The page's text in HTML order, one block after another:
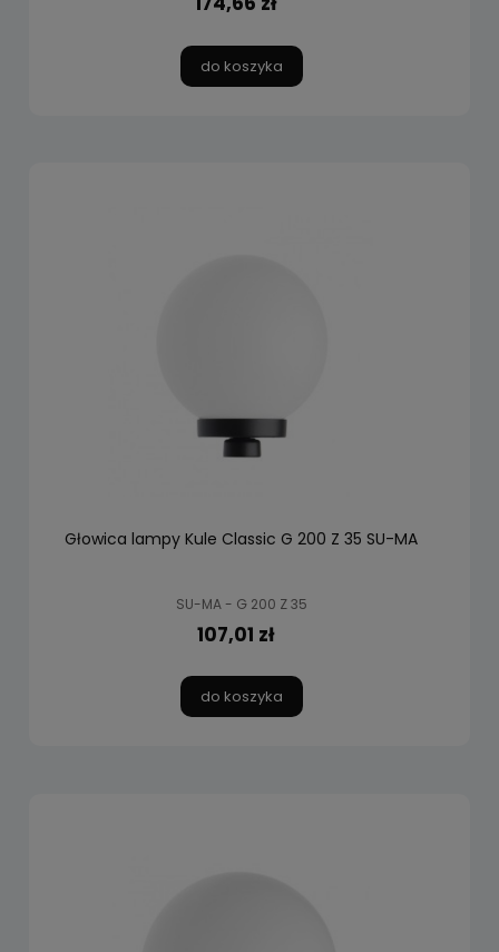
do koszyka
Głowica lampy Kule Classic G 200 Z 35 SU-MA
SU-MA - G 200 Z 35
107,01 zł
do koszyka